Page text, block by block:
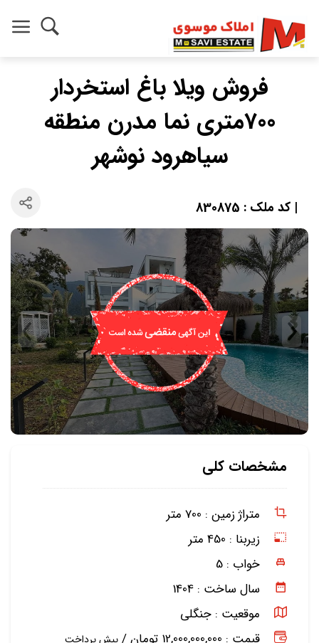
فروش ویلا باغ استخردار
700متری نما مدرن منطقه
سیاهرود نوشهر
| کد ملک : 830875
مشخصات کلی
متراژ زمین : 700 متر
زیربنا : 450 متر
خواب : 5
سال ساخت : 1404
موقعیت : جنگلی
قیمت : 12,000,000,000 تومان /
پیش پرداخت